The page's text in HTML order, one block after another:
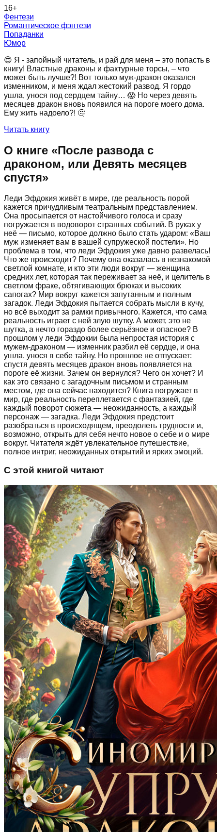
16+
Фентези
Романтическое фэнтези
Попаданки
Юмор
😍 Я - запойный читатель, и рай для меня – это попасть в
книгу! Властные драконы и фактурные торсы, – что
может быть лучше?! Вот только муж-дракон оказался
изменником, и меня ждал жестокий развод. Я гордо
ушла, унося под сердцем тайну… 😱 Но через девять
месяцев дракон вновь появился на пороге моего дома.
Ему жить надоело?! 🤔
Читать книгу
О книге «После развода с
драконом, или Девять месяцев
спустя»
Леди Эфдокия живёт в мире, где реальность порой
кажется причудливым театральным представлением.
Она просыпается от настойчивого голоса и сразу
погружается в водоворот странных событий. В руках у
неё — письмо, которое должно было стать ударом: «Ваш
муж изменяет вам в вашей супружеской постели». Но
проблема в том, что леди Эфдокия уже давно развелась!
Что же происходит? Почему она оказалась в незнакомой
светлой комнате, и кто эти люди вокруг — женщина
средних лет, которая так переживает за неё, и целитель в
светлом фраке, обтягивающих брюках и высоких
сапогах? Мир вокруг кажется запутанным и полным
загадок. Леди Эфдокия пытается собрать мысли в кучу,
но всё выходит за рамки привычного. Кажется, что сама
реальность играет с ней злую шутку. А может, это не
шутка, а нечто гораздо более серьёзное и опасное? В
прошлом у леди Эфдокии была непростая история с
мужем-драконом — изменник разбил её сердце, и она
ушла, унося в себе тайну. Но прошлое не отпускает:
спустя девять месяцев дракон вновь появляется на
пороге её жизни. Зачем он вернулся? Чего он хочет? И
как это связано с загадочным письмом и странным
местом, где она сейчас находится? Книга погружает в
мир, где реальность переплетается с фантазией, где
каждый поворот сюжета — неожиданность, а каждый
персонаж — загадка. Леди Эфдокия предстоит
разобраться в происходящем, преодолеть трудности и,
возможно, открыть для себя нечто новое о себе и о мире
вокруг. Читателя ждёт увлекательное путешествие,
полное интриг, неожиданных открытий и ярких эмоций.
С этой книгой читают